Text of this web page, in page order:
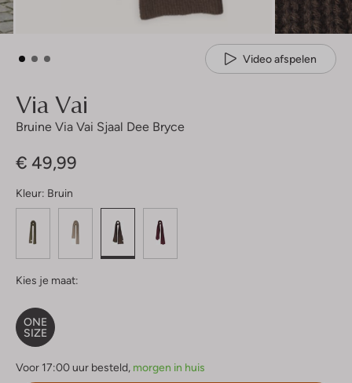
Video afspelen
Via Vai
Bruine Via Vai Sjaal Dee Bryce
€ 49,99
Kleur: Bruin
Kies je maat:
ONE
SIZE
Voor 17:00 uur besteld, morgen in huis